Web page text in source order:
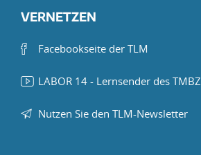
VERNETZEN
Facebookseite der TLM
LABOR 14 - Lernsender des
Nutzen Sie den TLM-Newsletter